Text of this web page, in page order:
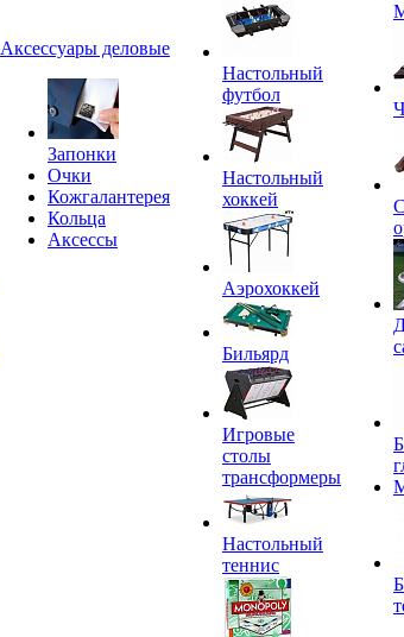
Аксессуары деловые
Запонки
Очки
Кожгалантерея
Кольца
Аксессы
Настольный
футбол
Настольный
хоккей
Аэрохоккей
Бильярд
Игровые
столы
трансформеры
Настольный
теннис